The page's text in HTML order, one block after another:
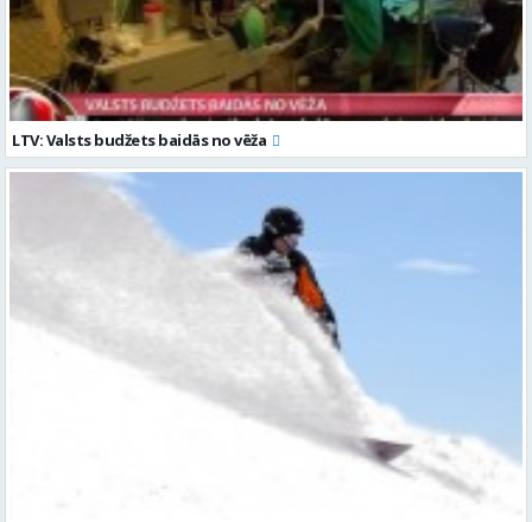
Brīvdienās tiks atvērtas pirmās slēpošanas trases